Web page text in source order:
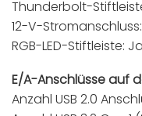
Thunderbolt-
12-V-
RGB-LED-Stiftleiste: Ja
E/A-Anschlüsse auf
Anzahl USB 2.0